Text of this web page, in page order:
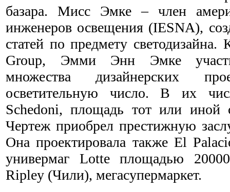
базара. Мисс Эмке – член
инженеров освещения (IESNA),
статей по предмету
Group, Эмми Энн Эмке
множества дизайнерских
осветительную число. В их
Schedoni, площадь тот или иной
Чертеж приобрел престижную
Она проектировала также El
универмаг Lotte площадью
Ripley (Чили), мегасупермаркет.